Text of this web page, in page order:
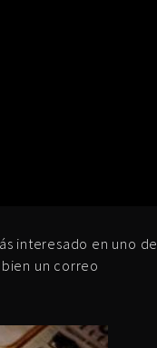
interesado en uno de
un correo